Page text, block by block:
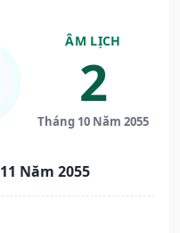
ÂM LỊCH
2
Tháng 10 Năm 2055
Năm 2055